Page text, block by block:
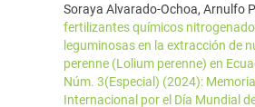
Soraya Alvarado-Ochoa, Arnulfo
fertilizantes químicos
leguminosas en la extracción de
perenne (Lolium perenne) en
Núm. 3(Especial) (2024):
Internacional por el Día Mundial